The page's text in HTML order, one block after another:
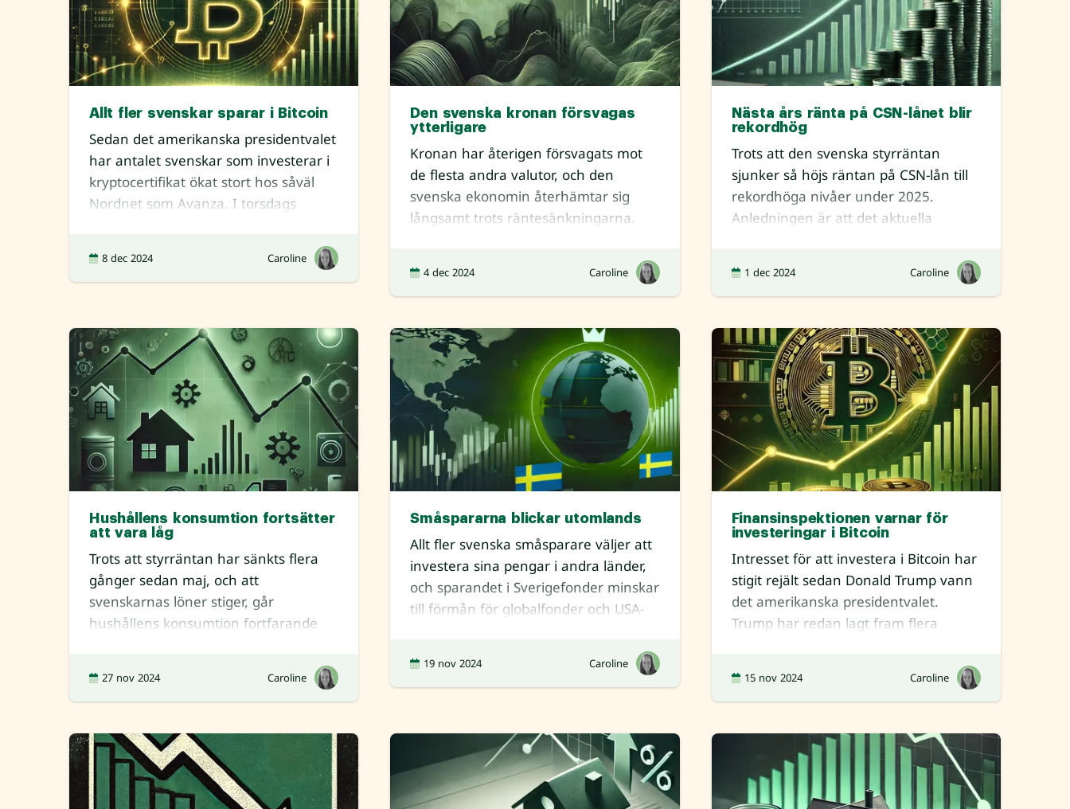
Allt fler svenskar sparar i Bitcoin
Sedan det amerikanska presidentvalet
har antalet svenskar som investerar i
kryptocertifikat ökat stort hos såväl
Nordnet som Avanza. I torsdags
8 dec 2024 Caroline
Den svenska kronan försvagas
ytterligare
Kronan har återigen försvagats mot
de flesta andra valutor, och den
svenska ekonomin återhämtar sig
långsamt trots räntesänkningarna.
4 dec 2024 Caroline
Nästa års ränta på CSN-lånet blir
rekordhög
Trots att den svenska styrräntan
sjunker så höjs räntan på CSN-lån till
rekordhöga nivåer under 2025.
Anledningen är att det aktuella
1 dec 2024 Caroline
Hushållens konsumtion fortsätter
att vara låg
Trots att styrräntan har sänkts flera
gånger sedan maj, och att
svenskarnas löner stiger, går
hushållens konsumtion fortfarande
27 nov 2024 Caroline
Småspararna blickar utomlands
Allt fler svenska småsparare väljer att
investera sina pengar i andra länder,
och sparandet i Sverigefonder minskar
till förmån för globalfonder och USA-
19 nov 2024 Caroline
Finansinspektionen varnar för
investeringar i Bitcoin
Intresset för att investera i Bitcoin har
stigit rejält sedan Donald Trump vann
det amerikanska presidentvalet.
Trump har redan lagt fram flera
15 nov 2024 Caroline